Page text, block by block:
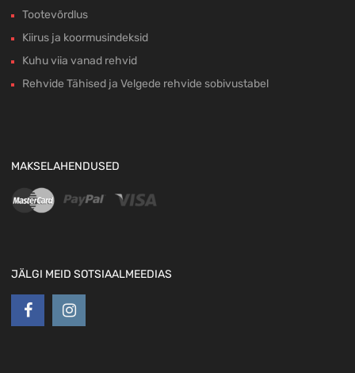
Tootevõrdlus
Kiirus ja koormusindeksid
Kuhu viia vanad rehvid
Rehvide Tähised ja Velgede rehvide sobivustabel
MAKSELAHENDUSED
JÄLGI MEID SOTSIAALMEEDIAS